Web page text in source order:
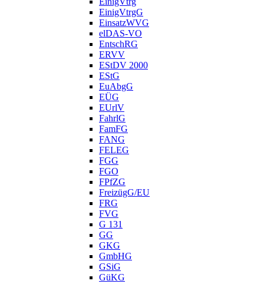
EinigVtrgG
EinsatzWVG
elDAS-VO
EntschRG
ERVV
EStDV 2000
EStG
EuAbgG
EÜG
EUrlV
FahrlG
FamFG
FANG
FELEG
FGG
FGO
FPfZG
FreizügG/EU
FRG
FVG
G 131
GG
GKG
GmbHG
GSiG
GüKG